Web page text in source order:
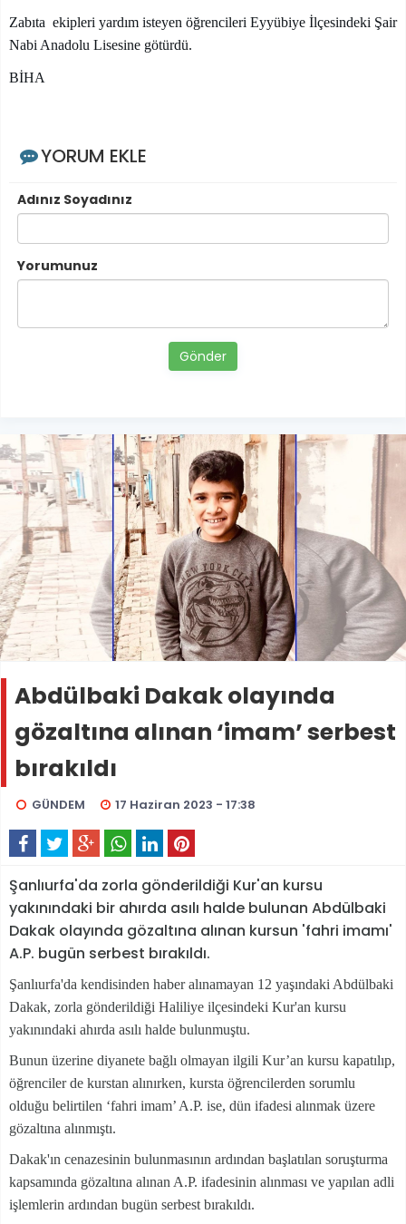
Zabıta ekipleri yardım isteyen öğrencileri Eyyübiye İlçesindeki Şair
Nabi Anadolu Lisesine götürdü.
BİHA
YORUM EKLE
Adınız Soyadınız
Yorumunuz
Gönder
Abdülbaki Dakak olayında
gözaltına alınan ‘imam’ serbest
bırakıldı
GÜNDEM 17 Haziran 2023 - 17:38
Şanlıurfa'da zorla gönderildiği Kur'an kursu
yakınındaki bir ahırda asılı halde bulunan Abdülbaki
Dakak olayında gözaltına alınan kursun 'fahri imamı'
A.P. bugün serbest bırakıldı.
Şanlıurfa'da kendisinden haber alınamayan 12 yaşındaki Abdülbaki
Dakak, zorla gönderildiği Haliliye ilçesindeki Kur'an kursu
yakınındaki ahırda asılı halde bulunmuştu.
Bunun üzerine diyanete bağlı olmayan ilgili Kur’an kursu kapatılıp,
öğrenciler de kurstan alınırken, kursta öğrencilerden sorumlu
olduğu belirtilen ‘fahri imam’ A.P. ise, dün ifadesi alınmak üzere
gözaltına alınmıştı.
Dakak'ın cenazesinin bulunmasının ardından başlatılan soruşturma
kapsamında gözaltına alınan A.P. ifadesinin alınması ve yapılan adli
işlemlerin ardından bugün serbest bırakıldı.